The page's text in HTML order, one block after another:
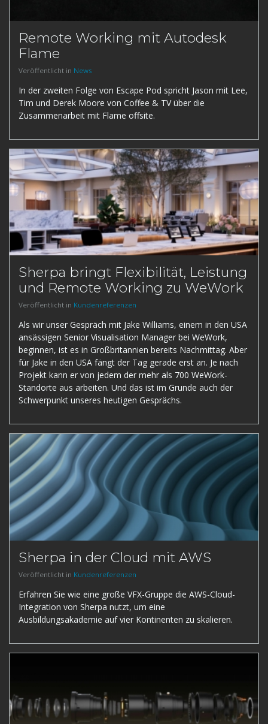
Remote Working mit Autodesk
Flame
Veröffentlicht in News
In der zweiten Folge von Escape Pod spricht Jason mit Lee,
Tim und Derek Moore von Coffee & TV über die
Zusammenarbeit mit Flame offsite.
Sherpa bringt Flexibilität, Leistung
und Remote Working zu WeWork
Veröffentlicht in Kundenreferenzen
Als wir unser Gespräch mit Jake Williams, einem in den USA
ansässigen Senior Visualisation Manager bei WeWork,
beginnen, ist es in Großbritannien bereits Nachmittag. Aber
für Jake in den USA fängt der Tag gerade erst an. Je nach
Projekt kann er von jedem der mehr als 700 WeWork-
Standorte aus arbeiten. Und das ist im Grunde auch der
Schwerpunkt unseres heutigen Gesprächs.
Sherpa in der Cloud mit AWS
Veröffentlicht in Kundenreferenzen
Erfahren Sie wie eine große VFX-Gruppe die AWS-Cloud-
Integration von Sherpa nutzt, um eine
Ausbildungsakademie auf vier Kontinenten zu skalieren.